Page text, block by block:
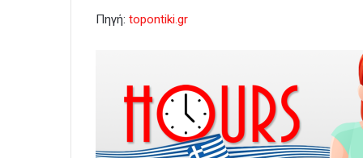
Πηγή: topontiki.gr